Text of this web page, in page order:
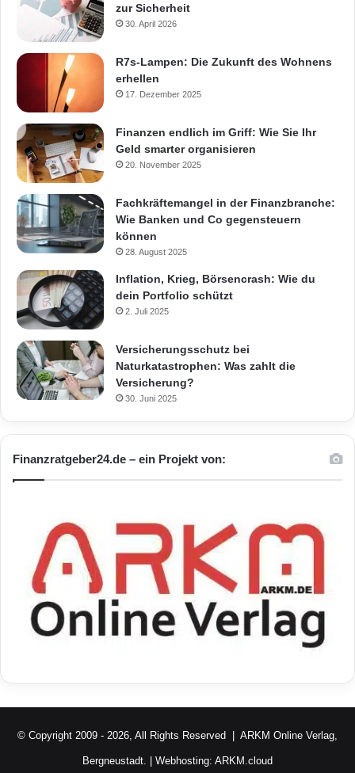
zur Sicherheit
30. April 2026
R7s-Lampen: Die Zukunft des Wohnens
erhellen
17. Dezember 2025
Finanzen endlich im Griff: Wie Sie Ihr
Geld smarter organisieren
20. November 2025
Fachkräftemangel in der Finanzbranche:
Wie Banken und Co gegensteuern
können
28. August 2025
Inflation, Krieg, Börsencrash: Wie du
dein Portfolio schützt
2. Juli 2025
Versicherungsschutz bei
Naturkatastrophen: Was zahlt die
Versicherung?
30. Juni 2025
Finanzratgeber24.de – ein Projekt von:
© Copyright 2009 - 2026, All Rights Reserved | ARKM Online Verlag,
Bergneustadt. | Webhosting: ARKM.cloud